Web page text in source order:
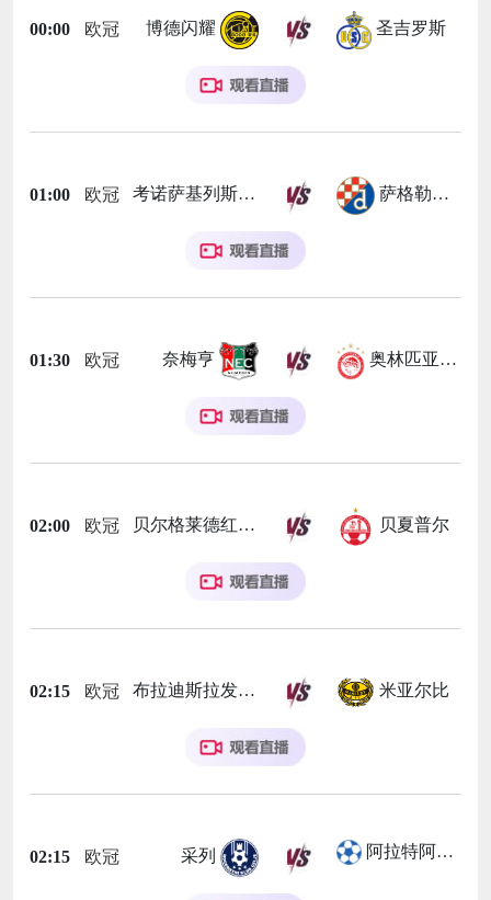
00:00 欧冠 博德闪耀 圣吉罗斯
01:00 欧冠 考诺萨基列斯 萨格勒布迪纳摩
01:30 欧冠 奈梅亨 奥林匹亚科斯
02:00 欧冠 贝尔格莱德红星 贝夏普尔
02:15 欧冠 布拉迪斯拉发 米亚尔比
02:15 欧冠 采列 阿拉特阿美尼亚